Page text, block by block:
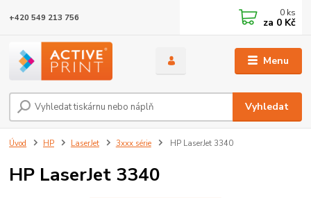
Menu
Vyhledat
+420 549 213 756 0 ks
za 0 Kč
Úvod HP LaserJet 3xxx série HP LaserJet 3340
HP LaserJet 3340